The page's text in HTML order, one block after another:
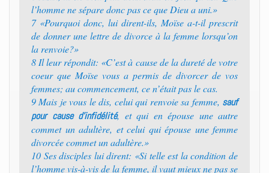
l’homme ne sépare donc pas ce que Dieu a uni.»
7 «Pourquoi donc, lui dirent-ils, Moïse a-t-il prescrit
de donner une lettre de divorce à la femme lorsqu’on
la renvoie?»
8 Il leur répondit: «C’est à cause de la dureté de votre
coeur que Moïse vous a permis de divorcer de vos
femmes; au commencement, ce n’était pas le cas.
9 Mais je vous le dis, celui qui renvoie sa femme, sauf
pour cause d’infidélité, et qui en épouse une autre
commet un adultère, et celui qui épouse une femme
divorcée commet un adultère.»
10 Ses disciples lui dirent: «Si telle est la condition de
l’homme vis-à-vis de la femme, il vaut mieux ne pas se